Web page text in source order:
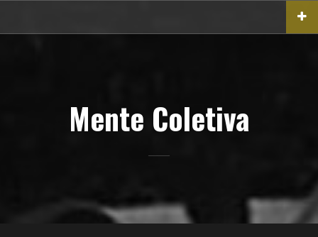
Mente Coletiva